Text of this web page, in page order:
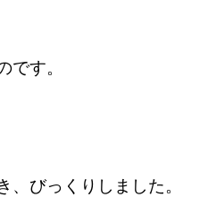
です。
、 びっくりしました。